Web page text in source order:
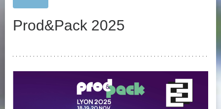
Prod&Pack 2025